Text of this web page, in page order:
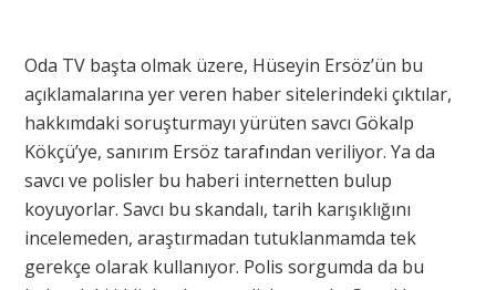
Oda TV başta olmak üzere, Hüseyin Ersöz’ün bu
açıklamalarına yer veren haber sitelerindeki çıktılar,
hakkımdaki soruşturmayı yürüten savcı Gökalp
Kökçü’ye, sanırım Ersöz tarafından veriliyor. Ya da
savcı ve polisler bu haberi internetten bulup
koyuyorlar. Savcı bu skandalı, tarih karışıklığını
incelemeden, araştırmadan tutuklanmamda tek
gerekçe olarak kullanıyor. Polis sorgumda da bu